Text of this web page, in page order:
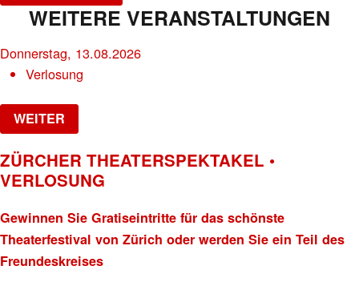
WEITERE VERANSTALTUNGEN
Donnerstag, 13.08.2026
Verlosung
WEITER
ZÜRCHER THEATERSPEKTAKEL •
VERLOSUNG
Gewinnen Sie Gratiseintritte für das schönste
Theaterfestival von Zürich oder werden Sie ein Teil des
Freundeskreises